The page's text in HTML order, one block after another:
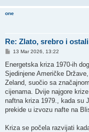
one
Re: Zlato, srebro i
P
s
13 Mar 2026, 13:22
Energetska kriza 1970-ih
Sjedinjene Američke
Zeland, suočio sa
cijenama. Dvije najgore
naftna kriza 1979., kada su
prekide u izvozu nafte na
Kriza se počela razvijati